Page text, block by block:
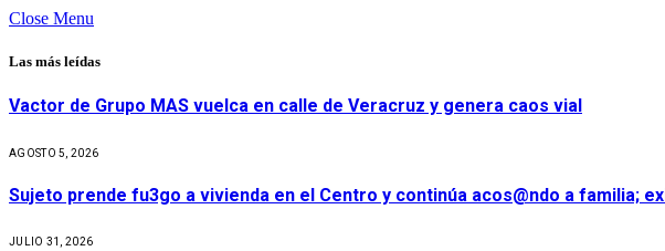
Close Menu
Las más leídas
Vactor de Grupo MAS vuelca en calle de Veracruz y genera caos vial
AGOSTO 5, 2026
Sujeto prende fu3go a vivienda en el Centro y continúa acos@ndo a familia;
JULIO 31, 2026